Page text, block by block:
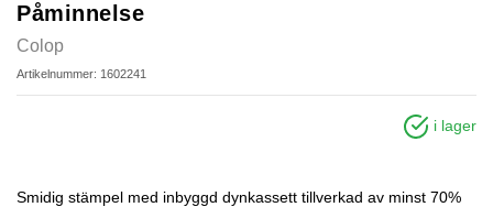
Påminnelse
Colop
Artikelnummer: 1602241
i lager
Smidig stämpel med inbyggd dynkassett tillverkad av minst 70%